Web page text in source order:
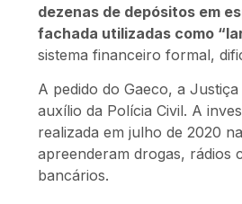
dezenas de depósitos em
fachada utilizadas como
sistema financeiro formal,
A pedido do Gaeco, a
auxílio da Polícia Civil. A
realizada em julho de 2020
apreenderam drogas, rádios
bancários.